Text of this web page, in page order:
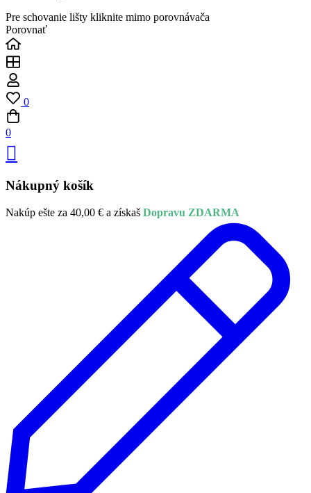
Pre schovanie lišty kliknite mimo porovnávača
Porovnať
0
0
Nákupný košík
Nakúp ešte za 40,00 € a získaš Dopravu ZDARMA